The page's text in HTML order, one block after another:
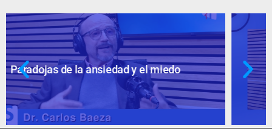
Ansiedad: supuestos cuestionables